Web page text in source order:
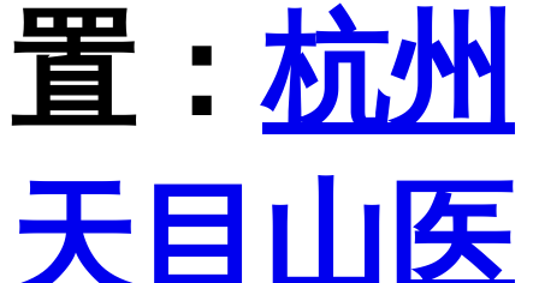
置：杭州
天目山医